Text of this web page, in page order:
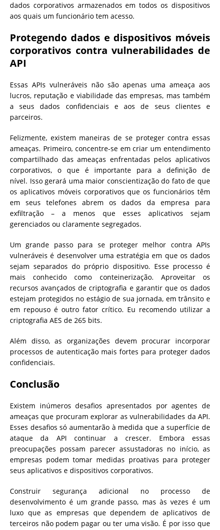
dados corporativos armazenados em todos os dispositivos
aos quais um funcionário tem acesso.
Protegendo dados e dispositivos móveis
corporativos contra vulnerabilidades de
API
Essas APIs vulneráveis ​​não são apenas uma ameaça aos
lucros, reputação e viabilidade das empresas, mas também
a seus dados confidenciais e aos de seus clientes e
parceiros.
Felizmente, existem maneiras de se proteger contra essas
ameaças. Primeiro, concentre-se em criar um entendimento
compartilhado das ameaças enfrentadas pelos aplicativos
corporativos, o que é importante para a definição de
nível. Isso gerará uma maior conscientização do fato de que
os aplicativos móveis corporativos que os funcionários têm
em seus telefones abrem os dados da empresa para
exfiltração – a menos que esses aplicativos sejam
gerenciados ou claramente segregados.
Um grande passo para se proteger melhor contra APIs
vulneráveis ​​é desenvolver uma estratégia em que os dados
sejam separados do próprio dispositivo. Esse processo é
mais conhecido como conteinerização. Aproveitar os
recursos avançados de criptografia e garantir que os dados
estejam protegidos no estágio de sua jornada, em trânsito e
em repouso é outro fator crítico. Eu recomendo utilizar a
criptografia AES de 265 bits.
Além disso, as organizações devem procurar incorporar
processos de autenticação mais fortes para proteger dados
confidenciais.
Conclusão
Existem inúmeros desafios apresentados por agentes de
ameaças que procuram explorar as vulnerabilidades da API.
Esses desafios só aumentarão à medida que a superfície de
ataque da API continuar a crescer. Embora essas
preocupações possam parecer assustadoras no início, as
empresas podem tomar medidas proativas para proteger
seus aplicativos e dispositivos corporativos.
Construir segurança adicional no processo de
desenvolvimento é um grande passo, mas às vezes é um
luxo que as empresas que dependem de aplicativos de
terceiros não podem pagar ou ter uma visão. É por isso que